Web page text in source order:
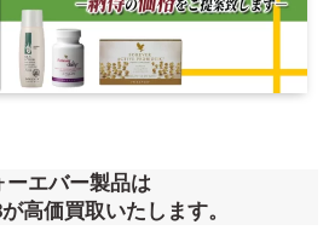
ーエバー製品は
高価買取いたします。